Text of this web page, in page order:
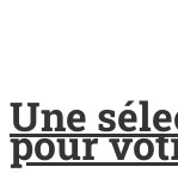
Une
pour